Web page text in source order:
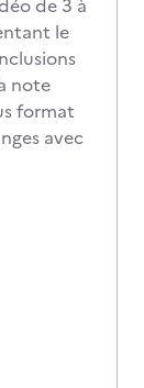
de 3 à
le
note
format
avec